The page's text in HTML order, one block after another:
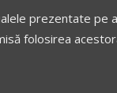
prezentate pe
folosirea